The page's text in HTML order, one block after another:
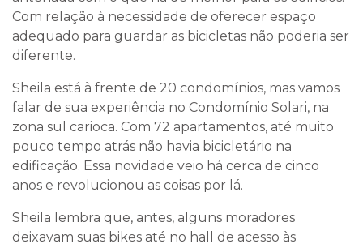
Com relação à necessidade de oferecer espaço
adequado para guardar as bicicletas não poderia ser
diferente.
Sheila está à frente de 20 condomínios, mas vamos
falar de sua experiência no Condomínio Solari, na
zona sul carioca. Com 72 apartamentos, até muito
pouco tempo atrás não havia bicicletário na
edificação. Essa novidade veio há cerca de cinco
anos e revolucionou as coisas por lá.
Sheila lembra que, antes, alguns moradores
deixavam suas bikes até no hall de acesso às